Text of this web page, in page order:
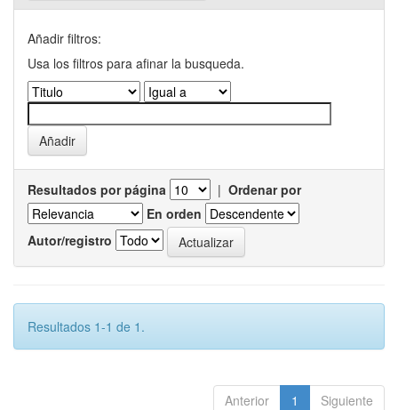
Añadir filtros:
Usa los filtros para afinar la busqueda.
Resultados por página | Ordenar por
En orden
Autor/registro
Resultados 1-1 de 1.
Anterior 1 Siguiente